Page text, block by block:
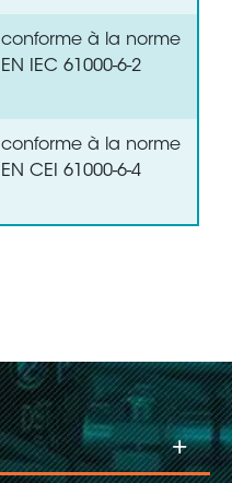
conforme à la norme
EN IEC 61000-6-2
conforme à la norme
EN CEI 61000-6-4
+